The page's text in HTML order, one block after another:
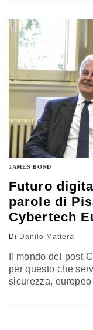
fronte alla
contagi che…
JAMES BOND
Futuro
parole di
Cybertech
Di Danilo Mattera
Il mondo del
per questo che
sicurezza,